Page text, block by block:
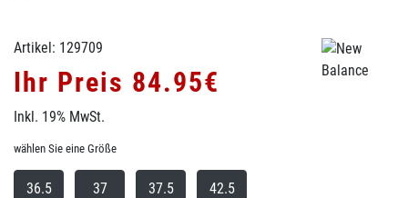
Artikel: 129709
Ihr Preis 84.95€
Inkl. 19% MwSt.
wählen Sie eine Größe
36.5 37 37.5 42.5